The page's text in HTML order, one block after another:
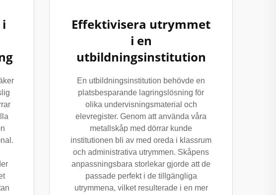
Effektivisera utrymmet
i en
utbildningsinstitution
En utbildningsinstitution behövde en
platsbesparande lagringslösning för
olika undervisningsmaterial och
elevregister. Genom att använda våra
metallskåp med dörrar kunde
institutionen bli av med oreda i klassrum
och administrativa utrymmen. Skåpens
anpassningsbara storlekar gjorde att de
passade perfekt i de tillgängliga
utrymmena, vilket resulterade i en mer